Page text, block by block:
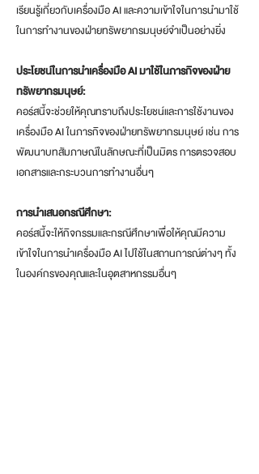
เรียนรู้เกี่ยวกับเครื่องมือ AI และความเข้าใจในการนำมาใช้
ในการทำงานของฝ่ายทรัพยากรมนุษย์จำเป็นอย่างยิ่ง
ประโยชน์ในการนำเครื่องมือ AI มาใช้ในภารกิจของฝ่าย
ทรัพยากรมนุษย์:
คอร์สนี้จะช่วยให้คุณทราบถึงประโยชน์และการใช้งานของ
เครื่องมือ AI ในภารกิจของฝ่ายทรัพยากรมนุษย์ เช่น การ
พัฒนาบทสัมภาษณ์ในลักษณะที่เป็นมิตร การตรวจสอบ
เอกสารและกระบวนการทำงานอื่นๆ
การนำเสนอกรณีศึกษา:
คอร์สนี้จะให้กิจกรรมและกรณีศึกษาเพื่อให้คุณมีความ
เข้าใจในการนำเครื่องมือ AI ไปใช้ในสถานการณ์ต่างๆ ทั้ง
ในองค์กรของคุณและในอุตสาหกรรมอื่นๆ